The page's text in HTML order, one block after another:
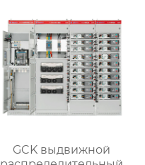
GCK выдвижной